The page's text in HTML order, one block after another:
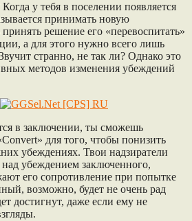
у тебя в поселении появляется
принимать новую
решение его «перевоспитать»
а для этого нужно всего лишь
странно, не так ли? Однако это
методов изменения убеждений
в заключении, ты сможешь
для того, чтобы понизить
убеждениях. Твои надзиратели
над убеждением заключенного,
его сопротивление при попытке
возможно, будет не очень рад
достигнут, даже если ему не